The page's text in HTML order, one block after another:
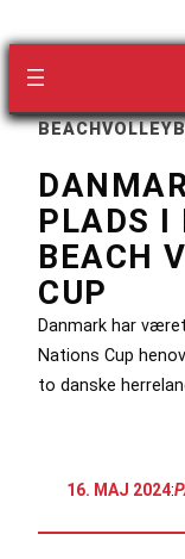
PLADS I
BEACH
CUP
Danmark har
Nations Cup
to danske
16. MAJ 2024: